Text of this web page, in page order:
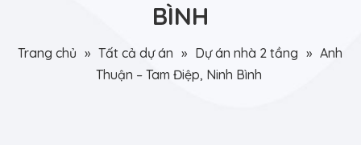
BÌNH
Trang chủ » Tất cả dự án » Dự án nhà 2 tầng » Anh
Thuận – Tam Điệp, Ninh Bình